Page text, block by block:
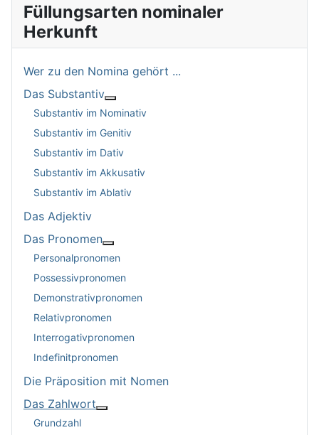
Füllungsarten nominaler
Herkunft
Wer zu den Nomina gehört ...
Das Substantiv
Weitere Informationen: Das Substantiv
Substantiv im Nominativ
Substantiv im Genitiv
Substantiv im Dativ
Substantiv im Akkusativ
Substantiv im Ablativ
Das Adjektiv
Das Pronomen
Personalpronomen
Possessivpronomen
Demonstrativpronomen
Relativpronomen
Interrogativpronomen
Indefinitpronomen
Die Präposition mit Nomen
Das Zahlwort
Grundzahl